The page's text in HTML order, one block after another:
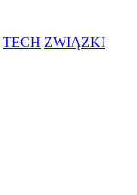
TECH ZWIĄZKI